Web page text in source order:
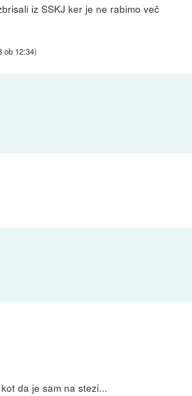
iz SSKJ ker je ne rabimo več
ob 12:34)
da je sam na stezi...